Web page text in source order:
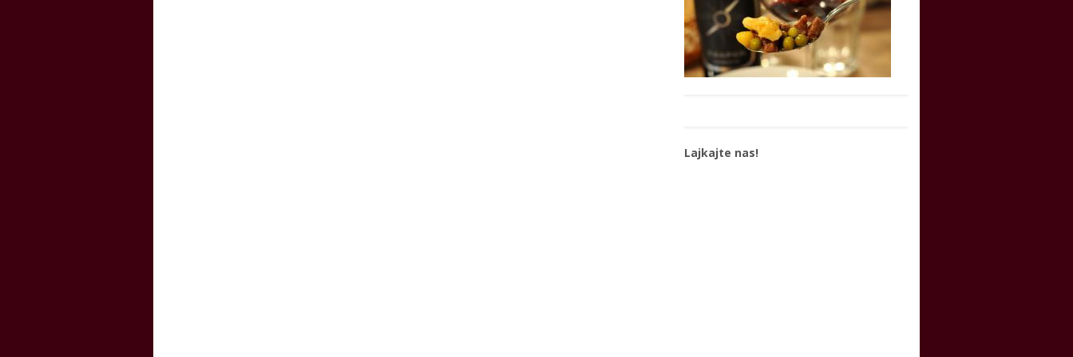
Lajkajte nas!